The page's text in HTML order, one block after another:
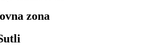
zona